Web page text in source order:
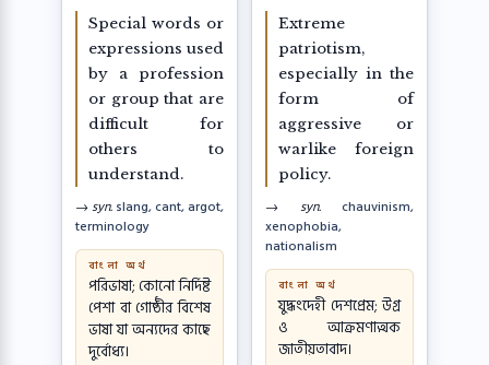
Special words or
expressions used
by a profession
or group that are
difficult for
others to
understand.
→ syn. slang, cant, argot,
terminology
বাংলা অর্থ
পরিভাষা; কোনো নির্দিষ্ট
পেশা বা গোষ্ঠীর বিশেষ
ভাষা যা অন্যদের কাছে
দুর্বোধ্য।
Extreme
patriotism,
especially in the
form of
aggressive or
warlike foreign
policy.
→ syn. chauvinism,
xenophobia,
nationalism
বাংলা অর্থ
যুদ্ধংদেহী দেশপ্রেম; উগ্র
ও আক্রমণাত্মক
জাতীয়তাবাদ।